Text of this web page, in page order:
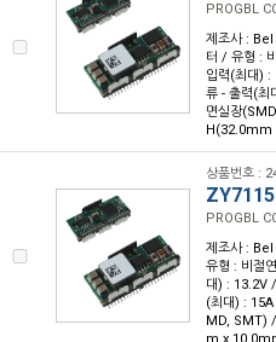
PROGBL
제조사 :
터 / 유형 :
입력(최대)
류 - 출력(최
면실장
H(32.0mm
상품번호 :
PROGBL
제조사 :
유형 : 비절
대) : 13.2V
(최대) :
MD, SMT)